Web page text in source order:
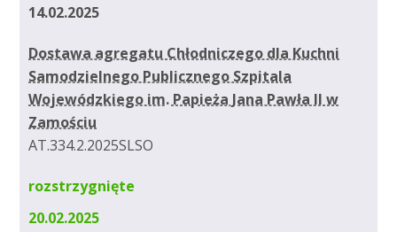
14.02.2025
Dostawa agregatu Chłodniczego dla Kuchni
Samodzielnego Publicznego Szpitala
Wojewódzkiego im. Papieża Jana Pawła II w
Zamościu
AT.334.2.2025SLSO
rozstrzygnięte
20.02.2025